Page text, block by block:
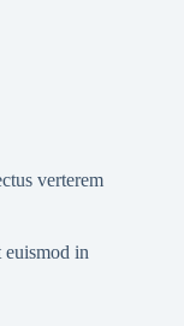
verterem
in